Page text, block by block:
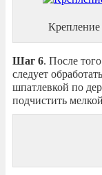
Крепление
Шаг 6. После
следует
шпатлевкой по
подчистить